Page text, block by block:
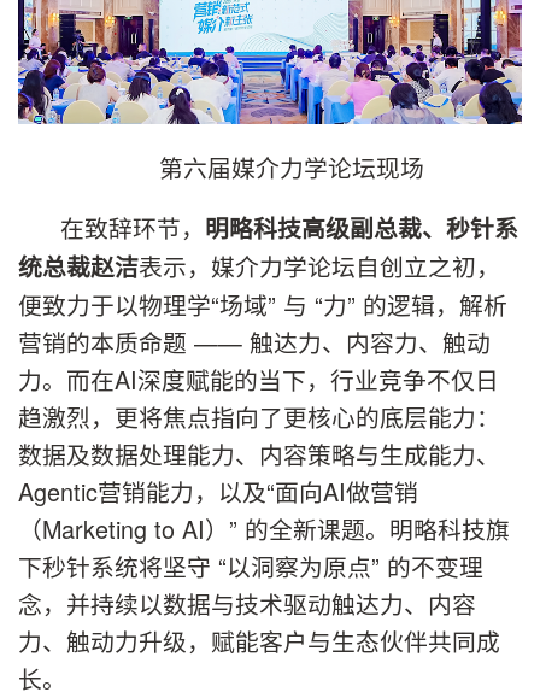
第六届媒介力学论坛现场
在致辞环节， 明略科技高级副总裁、秒针系
统总裁赵洁表示，媒介力学论坛自创立之初，
便致力于以物理学“场域” 与 “力” 的逻辑，解析
营销的本质命题 —— 触达力、内容力、触动
力。而在AI深度赋能的当下，行业竞争不仅日
趋激烈，更将焦点指向了更核心的底层能力：
数据及数据处理能力、内容策略与生成能力、
Agentic营销能力，以及“面向AI做营销
（Marketing to AI）” 的全新课题。明略科技旗
下秒针系统将坚守 “以洞察为原点” 的不变理
念，并持续以数据与技术驱动触达力、内容
力、触动力升级，赋能客户与生态伙伴共同成
长。